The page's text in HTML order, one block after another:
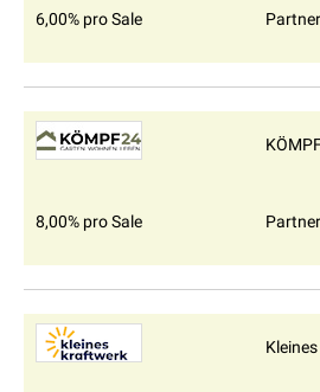
6,00% pro Sale
8,00% pro Sale